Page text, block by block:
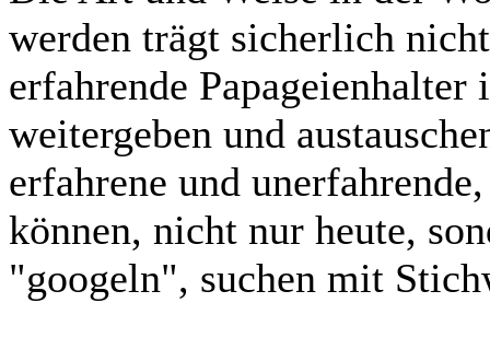
werden trägt sicherlich
erfahrende
weitergeben und
erfahrene und
können, nicht nur heute,
"googeln", suchen mit